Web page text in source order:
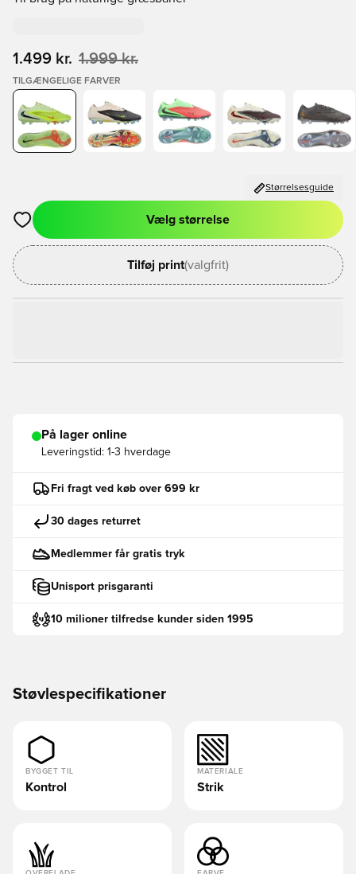
1.499 kr. 1.999 kr.
TILGÆNGELIGE FARVER
Størrelsesguide
Åbner en Modal til at logge ind eller tilmelde dig som medlem
Vælg størrelse
Tilføj print(valgfrit)
På lager online
Leveringstid: 1-3 hverdage
Fri fragt ved køb over 699 kr
30 dages returret
Medlemmer får gratis tryk
Unisport prisgaranti
10 milioner tilfredse kunder siden 1995
Støvlespecifikationer
BYGGET TIL
Kontrol
MATERIALE
Strik